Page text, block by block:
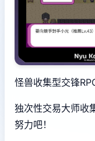
怪兽收集型交锋
独次性交易大师收
努力吧！